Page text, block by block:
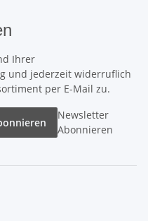
Ihrer
und jederzeit widerruflich
per E-Mail zu.
Newsletter
Abonnieren